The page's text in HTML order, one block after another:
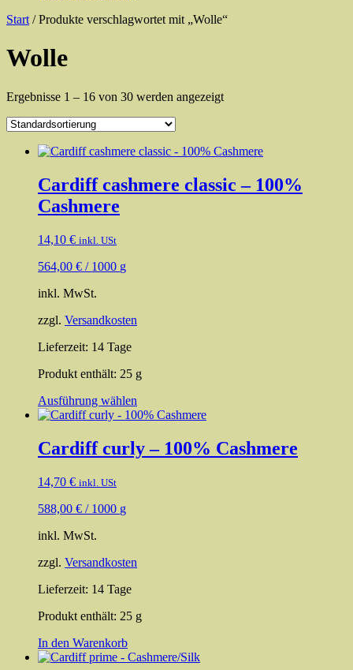
Start / Produkte verschlagwortet mit „Wolle“
Wolle
Ergebnisse 1 – 16 von 30 werden angezeigt
Cardiff cashmere classic – 100%
Cashmere
14,10 € inkl. USt
564,00 € / 1000 g
inkl. MwSt.
zzgl. Versandkosten
Lieferzeit: 14 Tage
Produkt enthält: 25 g
Ausführung wählen
Produkt
mehrere
Varianten
gewählt
Cardiff curly – 100% Cashmere
14,70 € inkl. USt
588,00 € / 1000 g
inkl. MwSt.
zzgl. Versandkosten
Lieferzeit: 14 Tage
Produkt enthält: 25 g
In den Warenkorb